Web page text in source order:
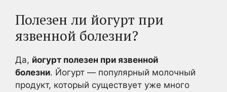
Полезен ли йогурт при
язвенной болезни?
Да, йогурт полезен при язвенной
болезни. Йогурт — популярный молочный
продукт, который существует уже много